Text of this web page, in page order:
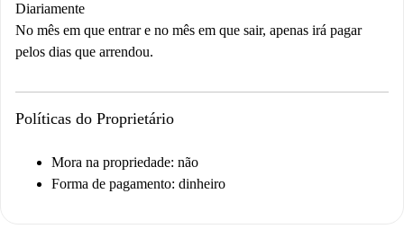
Diariamente
No mês em que entrar e no mês em que sair, apenas irá pagar
pelos dias que arrendou.
Políticas do Proprietário
Mora na propriedade: não
Forma de pagamento: dinheiro